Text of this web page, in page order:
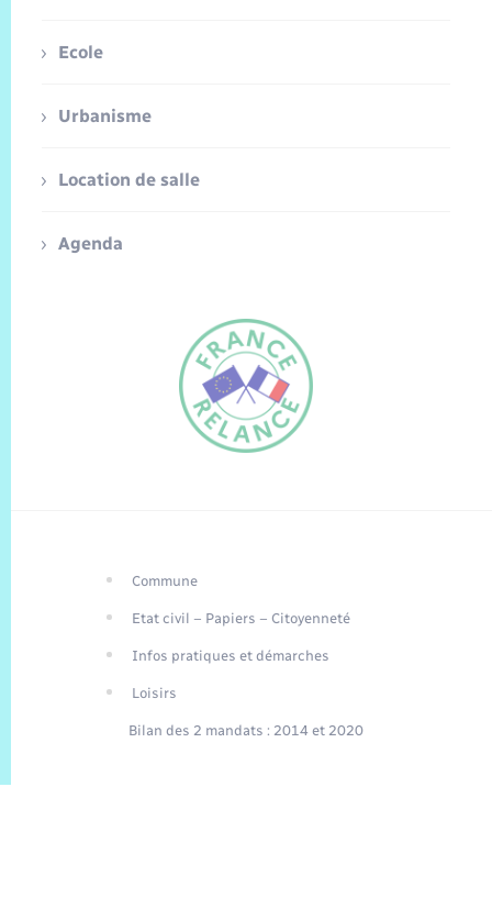
Traduction du
EN
Ecole
Urbanisme
Location de salle
Agenda
Commune
Etat civil – Papiers – Citoyenneté
Infos pratiques et démarches
Loisirs
Bilan des 2 mandats : 2014 et 2020